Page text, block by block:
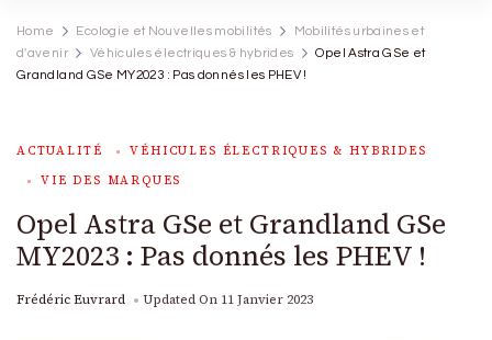
Home Ecologie et Nouvelles mobilités
Mobilités urbaines et
d'avenir
Véhicules électriques & hybrides
Opel Astra GSe et
Grandland GSe MY2023 : Pas donnés les PHEV !
ACTUALITÉ
VÉHICULES ÉLECTRIQUES & HYBRIDES
VIE DES MARQUES
Opel Astra GSe et Grandland GSe
MY2023 : Pas donnés les PHEV !
Frédéric Euvrard Updated On 11 Janvier 2023